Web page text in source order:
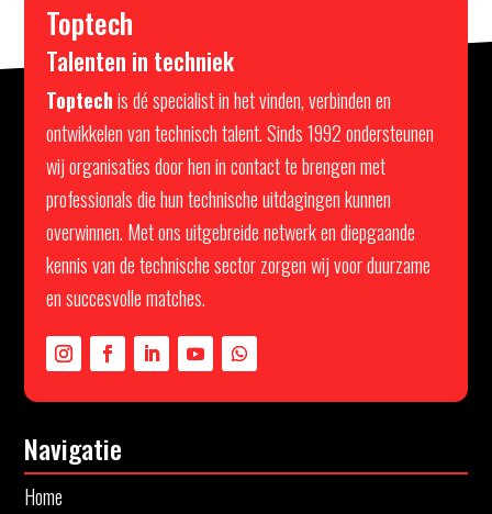
Toptech
Talenten in techniek
Toptechis dé specialist in het vinden, verbinden en
ontwikkelen van technisch talent. Sinds 1992 ondersteunen
wij organisaties door hen in contact te brengen met
professionals die hun technische uitdagingen kunnen
overwinnen. Met ons uitgebreide netwerk en diepgaande
kennis van de technische sector zorgen wij voor duurzame
en succesvolle matches.
Navigatie
Home